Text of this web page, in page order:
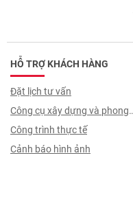
HỖ TRỢ KHÁCH HÀNG
Đặt lịch tư vấn
Công cụ xây dựng và phong
thuỷ
Công trình thực tế
Cảnh báo hình ảnh